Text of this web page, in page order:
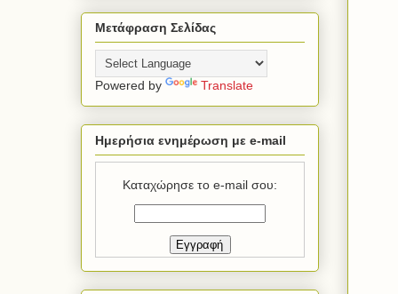
Μετάφραση Σελίδας
Powered by Translate
Ημερήσια ενημέρωση με e-mail
Καταχώρησε το e-mail σου: